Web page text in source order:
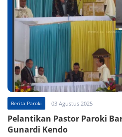
Berita Paroki 03 Agustus 2025
Pelantikan Pastor Paroki
Gunardi Kendo